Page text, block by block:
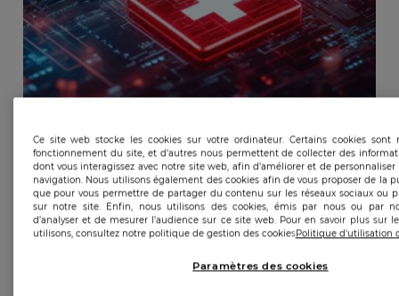
Ce site web stocke les cookies sur votre ordinateur. Certains cookies sont
fonctionnement du site, et d’autres nous permettent de collecter des
dont vous interagissez avec notre site web, afin d’améliorer et de
navigation. Nous utilisons également des cookies afin de vous proposer de la
que pour vous permettre de partager du contenu sur les réseaux sociaux ou
sur notre site. Enfin, nous utilisons des cookies, émis par nous ou par
d’analyser et de mesurer l’audience sur ce site web. Pour en savoir plus sur
utilisons, consultez notre politique de gestion des cookiesPolitique d'utilisation
Paramètres des cookies